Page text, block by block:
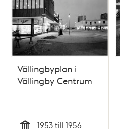
Vällingbyplan i
Vällingby Centrum
1953 till 1956